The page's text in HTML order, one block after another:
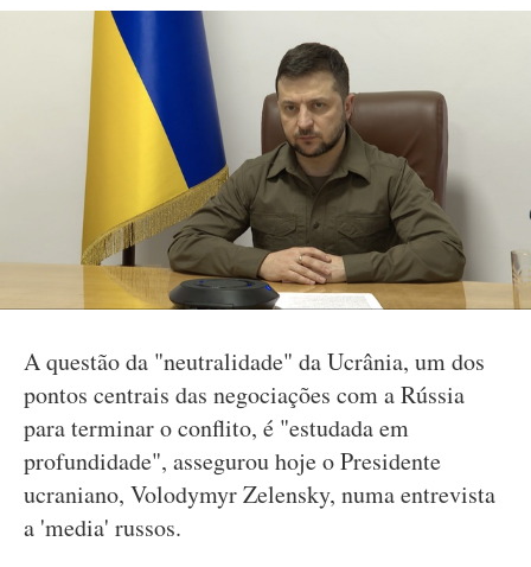
A questão da "neutralidade" da Ucrânia, um dos
pontos centrais das negociações com a Rússia
para terminar o conflito, é "estudada em
profundidade", assegurou hoje o Presidente
ucraniano, Volodymyr Zelensky, numa entrevista
a 'media' russos.